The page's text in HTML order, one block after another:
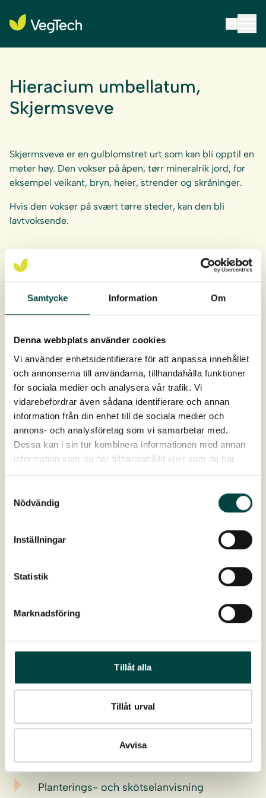
Samtycke Information Om
Denna webbplats använder cookies
Vi använder enhetsidentifierare för att anpassa innehållet
och annonserna till användarna, tillhandahålla funktioner
för sociala medier och analysera vår trafik. Vi
vidarebefordrar även sådana identifierare och annan
information från din enhet till de sociala medier och
annons- och analysföretag som vi samarbetar med.
Dessa kan i sin tur kombinera informationen med annan
information som du har tillhandahållit eller som de har
samlat in när du har använt deras tjänster.
Nödvändig
Inställningar
Statistik
Marknadsföring
Tillåt alla
Tillåt urval
Avvisa
Hieracium umbellatum,
Skjermsveve
Skjermsveve er en gulblomstret urt som kan bli opptil en
meter høy. Den vokser på åpen, tørr mineralrik jord, for
eksempel veikant, bryn, heier, strender og skråninger.
Hvis den vokser på svært tørre steder, kan den bli
lavtvoksende.
5-10 pluggplanter per kvm ved kombinasjon med
frøsåing
Pluggene er 9 cm dype og 4 cm i diameter, ca 93 cm³ i
rotvolum.
Levering: April-oktober
Utbredelser: Hela Sverige
Vokseplass: Torr till frisk mark
Planterings- och skötselanvisning